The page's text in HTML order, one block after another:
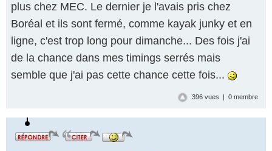
plus chez MEC. Le dernier je l'avais pris chez
Boréal et ils sont fermé, comme kayak junky et en
ligne, c'est trop long pour dimanche... Des fois j'ai
de la chance dans mes timings serrés mais
semble que j'ai pas cette chance cette fois...
396 vues | 0 membre